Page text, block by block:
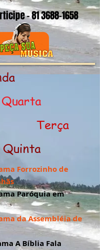
-81 3688-1658
Terça
Quinta
Forrozinho de
Paróquia em
da Assembléia de
A Bíblia Fala
Quarta